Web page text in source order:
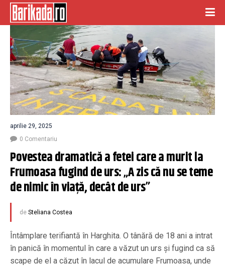
aprilie 29, 2025
0 Comentariu
Povestea dramatică a fetei care a murit la
Frumoasa fugind de urs: „A zis că nu se teme
de nimic în viață, decât de urs”
de Steliana Costea
Întâmplare terifiantă în Harghita. O tânără de 18 ani a intrat
în panică în momentul în care a văzut un urs și fugind ca să
scape de el a căzut în lacul de acumulare Frumoasa, unde